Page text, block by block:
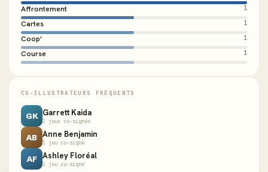
Affrontement 1
Cartes 1
Coop’ 1
Course 1
CO-ILLUSTRATEURS FRÉQUENTS
GK Garrett Kaida
2 jeux co-signés
AB Anne Benjamin
1 jeu co-signé
AF Ashley Floréal
1 jeu co-signé